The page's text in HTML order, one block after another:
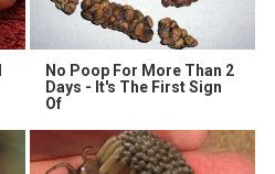
No Poop For More Than 2
Days - It's The First Sign
Of